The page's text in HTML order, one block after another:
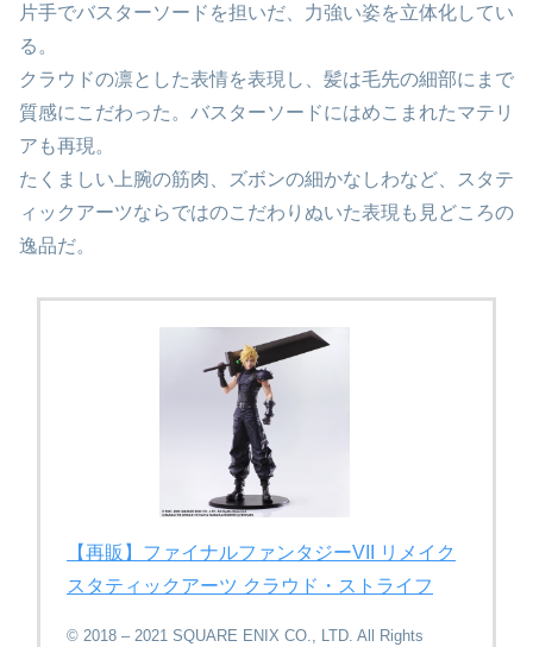
片手でバスターソードを担いだ、力強い姿を立体化してい
る。
クラウドの凛とした表情を表現し、髪は毛先の細部にまで
質感にこだわった。バスターソードにはめこまれたマテリ
アも再現。
たくましい上腕の筋肉、ズボンの細かなしわなど、スタテ
ィックアーツならではのこだわりぬいた表現も見どころの
逸品だ。
【再販】ファイナルファンタジーVII リメイク
スタティックアーツ クラウド・ストライフ
© 2018 – 2021 SQUARE ENIX CO., LTD. All Rights